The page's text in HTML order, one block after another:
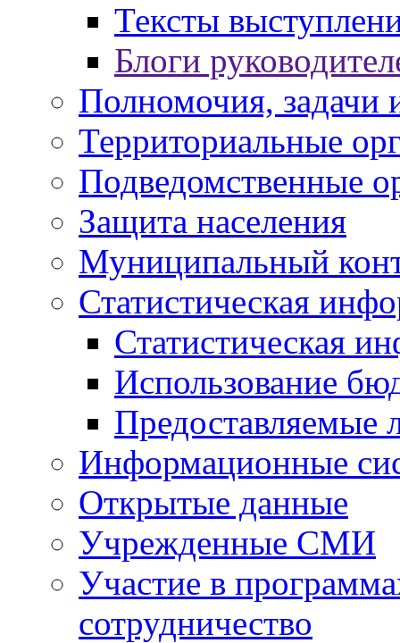
Тексты
Блоги
Полномочия, задачи
Территориальные
Подведомственные
Защита населения
Муниципальный
Статистическая
Статистическая
Использование
Предоставляемые
Информационные
Открытые данные
Учрежденные СМИ
Участие в
сотрудничество